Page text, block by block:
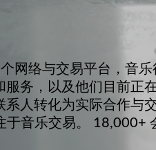
网络与交易平台，音
服务，以及他们目前正
系人转化为实际合作与
于音乐交易。 18,000+